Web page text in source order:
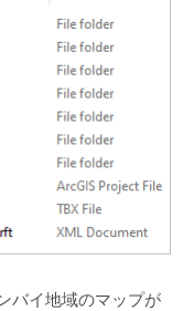
バイ地域のマップが